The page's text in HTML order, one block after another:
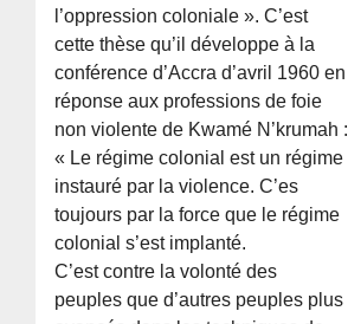
l’oppression coloniale ». C’est
cette thèse qu’il développe à la
conférence d’Accra d’avril 1960 en
réponse aux professions de foie
non violente de Kwamé N’krumah :
« Le régime colonial est un régime
instauré par la violence. C’es
toujours par la force que le régime
colonial s’est implanté.
C’est contre la volonté des
peuples que d’autres peuples plus